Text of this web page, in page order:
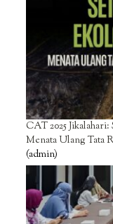
CAT 2025
Menata Ulang Tata
(admin)